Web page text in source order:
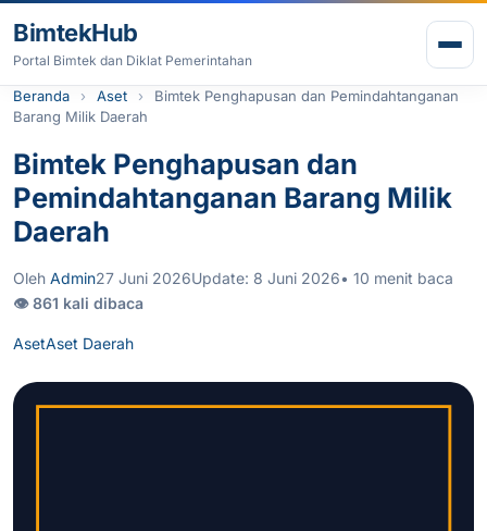
BimtekHub
Portal Bimtek dan Diklat Pemerintahan
Beranda Aset
Bimtek Penghapusan dan Pemindahtanganan
Barang Milik Daerah
Bimtek Penghapusan dan
Pemindahtanganan Barang Milik
Daerah
Oleh Admin27 Juni 2026Update: 8 Juni 2026• 10 menit baca
👁 861 kali dibaca
AsetAset Daerah